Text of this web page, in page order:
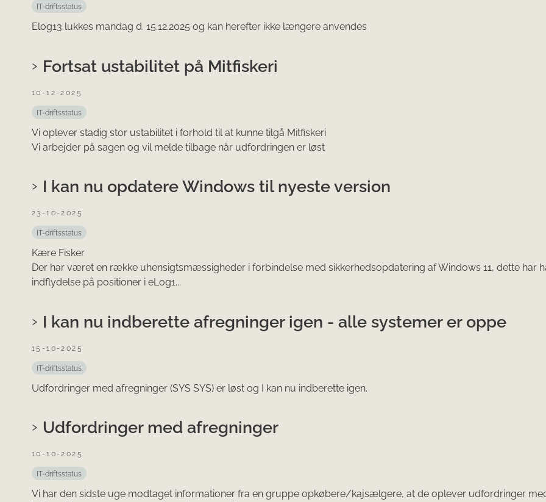
IT-driftsstatus
Elog13 lukkes mandag d. 15.12.2025 og kan herefter ikke længere anvendes
Fortsat ustabilitet på Mitfiskeri
10-12-2025
IT-driftsstatus
Vi oplever stadig stor ustabilitet i forhold til at kunne tilgå Mitfiskeri
Vi arbejder på sagen og vil melde tilbage når udfordringen er løst
I kan nu opdatere Windows til nyeste version
23-10-2025
IT-driftsstatus
Kære Fisker
Der har været en række uhensigtsmæssigheder i forbindelse med sikkerhedsopdatering af Windows 11, dette har
indflydelse på positioner i eLog1...
I kan nu indberette afregninger igen - alle systemer er oppe
15-10-2025
IT-driftsstatus
Udfordringer med afregninger (SYS SYS) er løst og I kan nu indberette igen.
Udfordringer med afregninger
10-10-2025
IT-driftsstatus
Vi har den sidste uge modtaget informationer fra en gruppe opkøbere/kajsælgere, at de oplever udfordringer